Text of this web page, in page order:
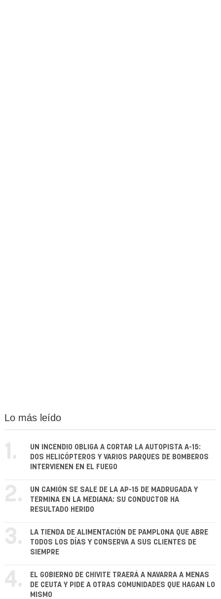
Lo más leído
1.
UN INCENDIO OBLIGA A CORTAR LA AUTOPISTA A-15:
DOS HELICÓPTEROS Y VARIOS PARQUES DE BOMBEROS
INTERVIENEN EN EL FUEGO
2.
UN CAMIÓN SE SALE DE LA AP-15 DE MADRUGADA Y
TERMINA EN LA MEDIANA: SU CONDUCTOR HA
RESULTADO HERIDO
3.
LA TIENDA DE ALIMENTACIÓN DE PAMPLONA QUE ABRE
TODOS LOS DÍAS Y CONSERVA A SUS CLIENTES DE
SIEMPRE
4.
EL GOBIERNO DE CHIVITE TRAERÁ A NAVARRA A MENAS
DE CEUTA Y PIDE A OTRAS COMUNIDADES QUE HAGAN LO
MISMO